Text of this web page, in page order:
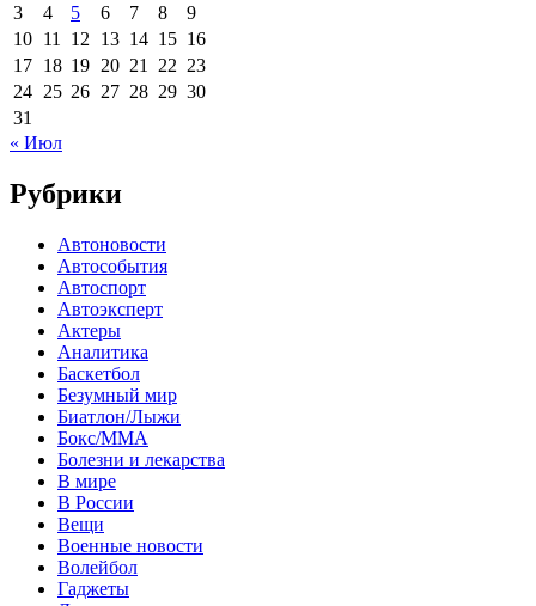
3
4 5 6 7 8
9
10 11 12 13 14 15 16
17 18 19 20 21 22 23
24 25 26 27 28 29 30
31
« Июл
Рубрики
Автоновости
Автособытия
Автоспорт
Автоэксперт
Актеры
Аналитика
Баскетбол
Безумный мир
Биатлон/Лыжи
Бокс/MMA
Болезни и лекарства
В мире
В России
Вещи
Военные новости
Волейбол
Гаджеты